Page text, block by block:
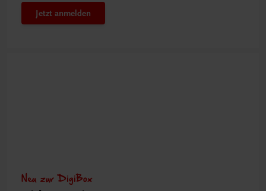
Jetzt anmelden
Neu zur DigiBox